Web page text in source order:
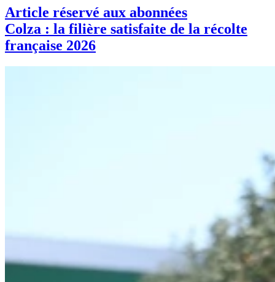
Article réservé aux abonnées
Colza : la filière satisfaite de la récolte
française 2026